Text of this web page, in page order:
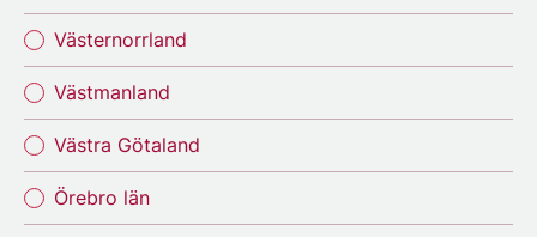
Västernorrland
Västmanland
Västra Götaland
Örebro län